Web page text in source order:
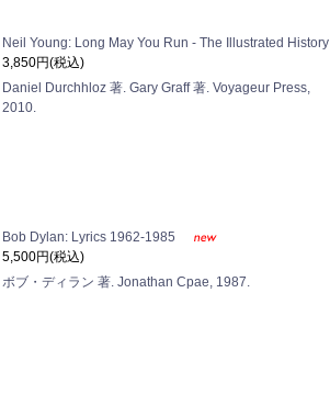
Neil Young: Long May You Run - The Illustrated History
3,850円(税込)
Daniel Durchhloz 著. Gary Graff 著. Voyageur Press,
2010.
Bob Dylan: Lyrics 1962-1985
5,500円(税込)
ボブ・ディラン 著. Jonathan Cpae, 1987.